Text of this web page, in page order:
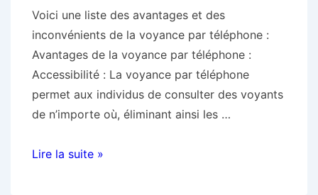
par
téléphone
?
Voici une liste des avantages et des
inconvénients de la voyance par téléphone :
Avantages de la voyance par téléphone :
Accessibilité : La voyance par téléphone
permet aux individus de consulter des voyants
de n’importe où, éliminant ainsi les …
Les
Lire la suite »